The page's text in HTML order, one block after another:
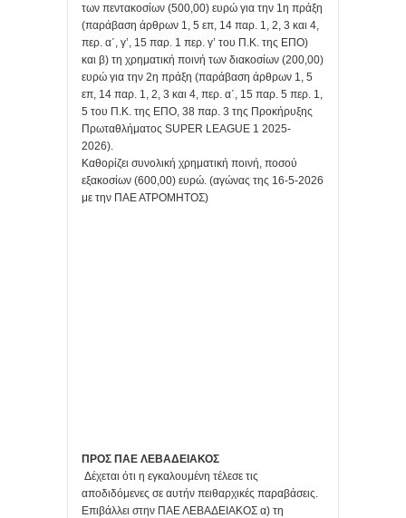
των πεντακοσίων (500,00) ευρώ για την 1η πράξη
(παράβαση άρθρων 1, 5 επ, 14 παρ. 1, 2, 3 και 4,
περ. α΄, γ’, 15 παρ. 1 περ. γ’ του Π.Κ. της ΕΠΟ)
και β) τη χρηματική ποινή των διακοσίων (200,00)
ευρώ για την 2η πράξη (παράβαση άρθρων 1, 5
επ, 14 παρ. 1, 2, 3 και 4, περ. α΄, 15 παρ. 5 περ. 1,
5 του Π.Κ. της ΕΠΟ, 38 παρ. 3 της Προκήρυξης
Πρωταθλήματος SUPER LEAGUE 1 2025-
2026).
Καθορίζει συνολική χρηματική ποινή, ποσού
εξακοσίων (600,00) ευρώ. (αγώνας της 16-5-2026
με την ΠΑΕ ΑΤΡΟΜΗΤΟΣ)
ΠΡΟΣ ΠΑΕ ΛΕΒΑΔΕΙΑΚΟΣ
Δέχεται ότι η εγκαλουμένη τέλεσε τις
αποδιδόμενες σε αυτήν πειθαρχικές παραβάσεις.
Επιβάλλει στην ΠΑΕ ΛΕΒΑΔΕΙΑΚΟΣ α) τη